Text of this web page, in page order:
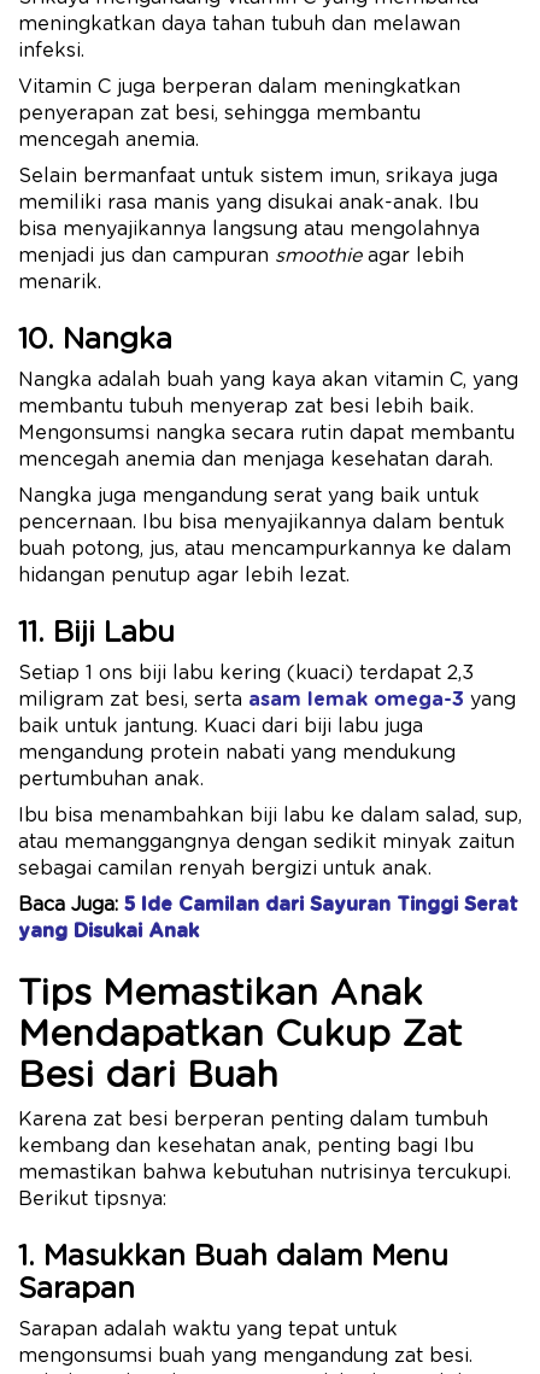
meningkatkan daya tahan tubuh dan melawan
infeksi.
Vitamin C juga berperan dalam meningkatkan
penyerapan zat besi, sehingga membantu
mencegah anemia.
Selain bermanfaat untuk sistem imun, srikaya juga
memiliki rasa manis yang disukai anak-anak. Ibu
bisa menyajikannya langsung atau mengolahnya
menjadi jus dan campuran smoothieagar lebih
menarik.
10. Nangka
Nangka adalah buah yang kaya akan vitamin C, yang
membantu tubuh menyerap zat besi lebih baik.
Mengonsumsi nangka secara rutin dapat membantu
mencegah anemia dan menjaga kesehatan darah.
Nangka juga mengandung serat yang baik untuk
pencernaan. Ibu bisa menyajikannya dalam bentuk
buah potong, jus, atau mencampurkannya ke dalam
hidangan penutup agar lebih lezat.
11. Biji Labu
Setiap 1 ons biji labu kering (kuaci) terdapat 2,3
miligram zat besi, serta asam lemak omega-3 yang
baik untuk jantung. Kuaci dari biji labu juga
mengandung protein nabati yang mendukung
pertumbuhan anak.
Ibu bisa menambahkan biji labu ke dalam salad, sup,
atau memanggangnya dengan sedikit minyak zaitun
sebagai camilan renyah bergizi untuk anak.
Baca Juga: 5 Ide Camilan dari Sayuran Tinggi Serat
yang Disukai Anak
Tips Memastikan Anak
Mendapatkan Cukup Zat
Besi dari Buah
Karena zat besi berperan penting dalam tumbuh
kembang dan kesehatan anak, penting bagi Ibu
memastikan bahwa kebutuhan nutrisinya tercukupi.
Berikut tipsnya:
1. Masukkan Buah dalam Menu
Sarapan
Sarapan adalah waktu yang tepat untuk
mengonsumsi buah yang mengandung zat besi.